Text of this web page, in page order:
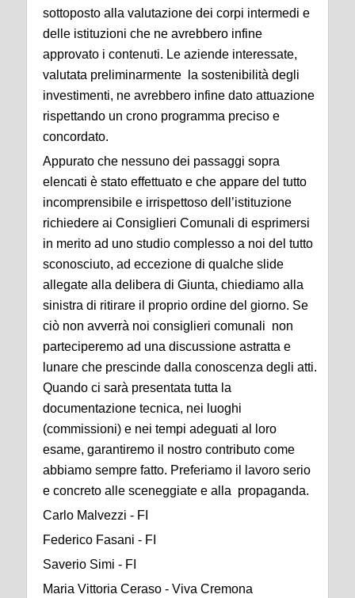
sottoposto alla valutazione dei corpi intermedi e
delle istituzioni che ne avrebbero infine
approvato i contenuti. Le aziende interessate,
valutata preliminarmente la sostenibilità degli
investimenti, ne avrebbero infine dato attuazione
rispettando un crono programma preciso e
concordato.
Appurato che nessuno dei passaggi sopra
elencati è stato effettuato e che appare del tutto
incomprensibile e irrispettoso dell’istituzione
richiedere ai Consiglieri Comunali di esprimersi
in merito ad uno studio complesso a noi del tutto
sconosciuto, ad eccezione di qualche slide
allegate alla delibera di Giunta, chiediamo alla
sinistra di ritirare il proprio ordine del giorno. Se
ciò non avverrà noi consiglieri comunali non
parteciperemo ad una discussione astratta e
lunare che prescinde dalla conoscenza degli atti.
Quando ci sarà presentata tutta la
documentazione tecnica, nei luoghi
(commissioni) e nei tempi adeguati al loro
esame, garantiremo il nostro contributo come
abbiamo sempre fatto. Preferiamo il lavoro serio
e concreto alle sceneggiate e alla propaganda.
Carlo Malvezzi - FI
Federico Fasani - FI
Saverio Simi - FI
Maria Vittoria Ceraso - Viva Cremona